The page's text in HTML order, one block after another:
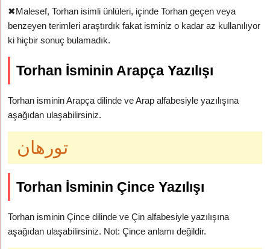
✖Malesef, Torhan isimli ünlüleri, içinde Torhan geçen veya
benzeyen terimleri araştırdık fakat isminiz o kadar az kullanılıyor
ki hiçbir sonuç bulamadık.
Torhan İsminin Arapça Yazılışı
Torhan isminin Arapça dilinde ve Arap alfabesiyle yazılışına
aşağıdan ulaşabilirsiniz.
تورهان
Torhan İsminin Çince Yazılışı
Torhan isminin Çince dilinde ve Çin alfabesiyle yazılışına
aşağıdan ulaşabilirsiniz. Not: Çince anlamı değildir.